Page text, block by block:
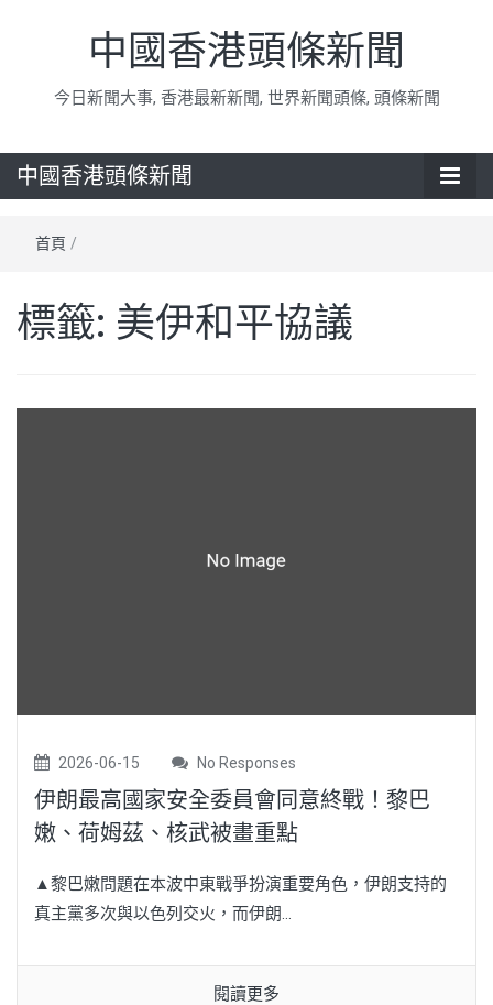
中國香港頭條新聞
今日新聞大事, 香港最新新聞, 世界新聞頭條, 頭條新聞
中國香港頭條新聞
首頁 /
標籤: 美伊和平協議
2026-06-15 No Responses
伊朗最高國家安全委員會同意終戰！黎巴
嫩、荷姆茲、核武被畫重點
▲黎巴嫩問題在本波中東戰爭扮演重要角色，伊朗支持的
真主黨多次與以色列交火，而伊朗...
閱讀更多